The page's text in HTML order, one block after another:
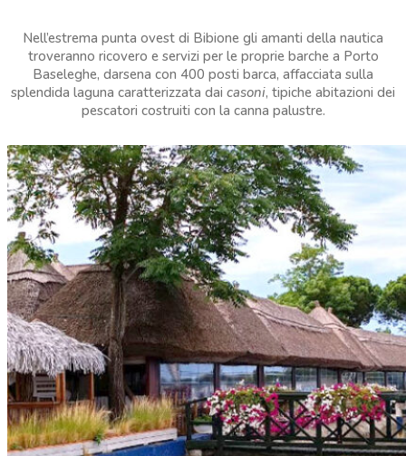
Nell’estrema punta ovest di Bibione gli amanti della nautica
troveranno ricovero e servizi per le proprie barche a Porto
Baseleghe, darsena con 400 posti barca, affacciata sulla
splendida laguna caratterizzata dai casoni, tipiche abitazioni dei
pescatori costruiti con la canna palustre.